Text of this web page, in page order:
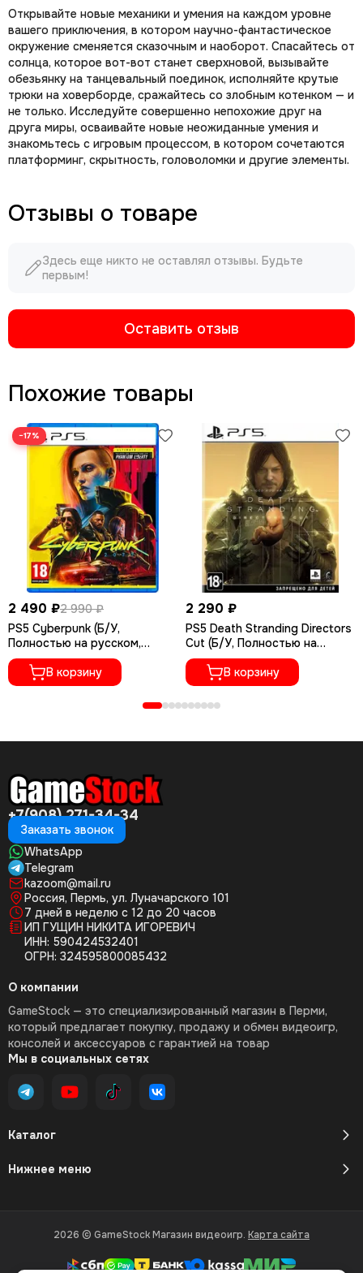
Открывайте новые механики и умения на каждом уровне
вашего приключения, в котором научно-фантастическое
окружение сменяется сказочным и наоборот. Спасайтесь от
солнца, которое вот-вот станет сверхновой, вызывайте
обезьянку на танцевальный поединок, исполняйте крутые
трюки на ховерборде, сражайтесь со злобным котенком — и
не только. Исследуйте совершенно непохожие друг на
друга миры, осваивайте новые неожиданные умения и
знакомьтесь с игровым процессом, в котором сочетаются
платформинг, скрытность, головоломки и другие элементы.
Отзывы о товаре
Здесь еще никто не оставлял отзывы. Будьте
первым!
Оставить отзыв
Похожие товары
−17%
2 490 ₽2 990 ₽
PS5 Cyberpunk (Б/У,
Полностью на русском,
PPSA-04027)
В корзину
2 290 ₽
PS5 Death Stranding Directors
Cut (Б/У, Полностью на
русском языке, PPSA-01968)
В корзину
+7(908) 271-34-34
Заказать звонок
WhatsApp
Telegram
kazoom@mail.ru
Россия, Пермь, ул. Луначарского 101
7 дней в неделю с 12 до 20 часов
ИП ГУЩИН НИКИТА ИГОРЕВИЧ
ИНН: 590424532401
ОГРН: 324595800085432
Каталог
Нижнее меню
О компании
GameStock — это специализированный магазин в Перми,
который предлагает покупку, продажу и обмен видеоигр,
консолей и аксессуаров с гарантией на товар
Мы в социальных сетях
2026 © GameStock Магазин видеоигр. Карта сайта